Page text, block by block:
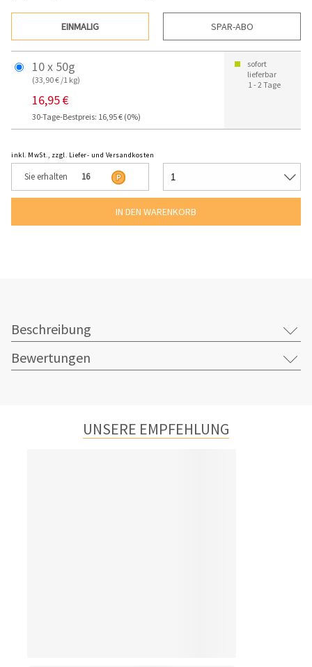
EINMALIG SPAR-ABO
10 x 50g
(33,90 € /1 kg)
16,95 €
30-Tage-Bestpreis: 16,95 € (0%)
sofort
lieferbar
1 - 2 Tage
inkl. MwSt., zzgl. Liefer- und Versandkosten
Sie erhalten 16
Beschreibung
Bewertungen
UNSERE EMPFEHLUNG